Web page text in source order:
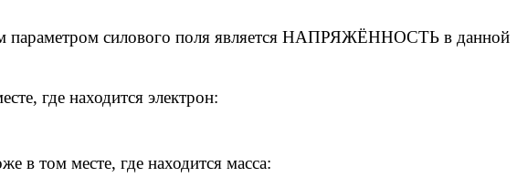
параметром силового поля является НАПРЯЖЁННОСТЬ в данной
где находится электрон:
в том месте, где находится масса: